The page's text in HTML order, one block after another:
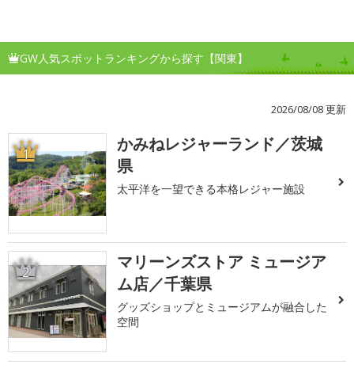
GW人気スポットランキングから探す【関東】
2026/08/08 更新
1
かみねレジャーランド／茨城
県
太平洋を一望できる本格レジャー施設
2
マリーンズストア ミュージア
ム店／千葉県
グッズショップとミュージアムが融合した
空間